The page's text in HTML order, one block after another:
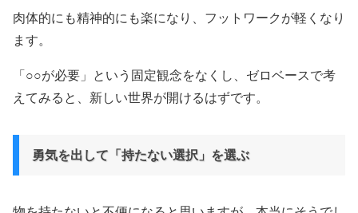
肉体的にも精神的にも楽になり、フットワークが軽くなり
ます。
「○○が必要」という固定観念をなくし、ゼロベースで考
えてみると、新しい世界が開けるはずです。
勇気を出して「持たない選択」を選ぶ